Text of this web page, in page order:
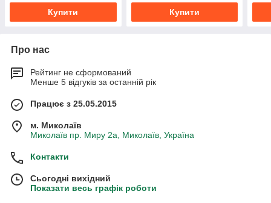
Купити Купити
Про нас
Рейтинг не сформований
Менше 5 відгуків за останній рік
Працює з 25.05.2015
м. Миколаїв
Миколаїв пр. Миру 2а, Миколаїв, Україна
Контакти
Сьогодні вихідний
Показати весь графік роботи